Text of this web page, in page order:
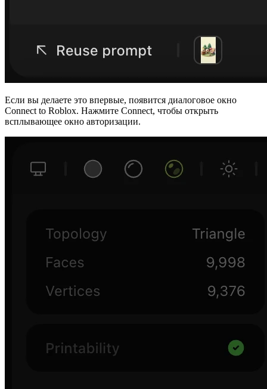
Если вы делаете это впервые, появится диалоговое окно
Connect to Roblox. Нажмите Connect, чтобы открыть
всплывающее окно авторизации.